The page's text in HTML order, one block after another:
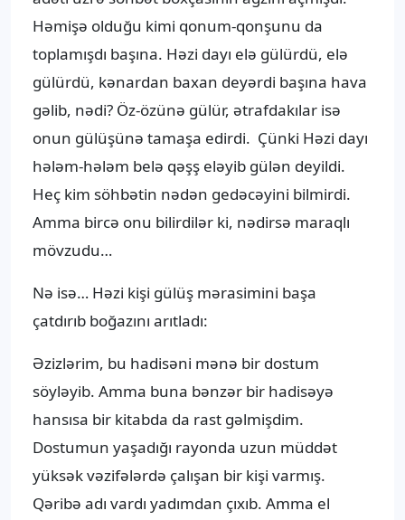
Həmişə olduğu kimi qonum-qonşunu da
toplamışdı başına. Həzi dayı elə gülürdü, elə
gülürdü, kənardan baxan deyərdi başına hava
gəlib, nədi? Öz-özünə gülür, ətrafdakılar isə
onun gülüşünə tamaşa edirdi. Çünki Həzi dayı
hələm-hələm belə qəşş eləyib gülən deyildi.
Heç kim söhbətin nədən gedəcəyini bilmirdi.
Amma bircə onu bilirdilər ki, nədirsə maraqlı
mövzudu…
Nə isə… Həzi kişi gülüş mərasimini başa
çatdırıb boğazını arıtladı:
Əzizlərim, bu hadisəni mənə bir dostum
söyləyib. Amma buna bənzər bir hadisəyə
hansısa bir kitabda da rast gəlmişdim.
Dostumun yaşadığı rayonda uzun müddət
yüksək vəzifələrdə çalışan bir kişi varmış.
Qəribə adı vardı yadımdan çıxıb. Amma el